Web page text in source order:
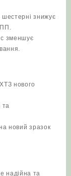
шестерні знижує
зменшує
нового
та
новий зразок
надійна та